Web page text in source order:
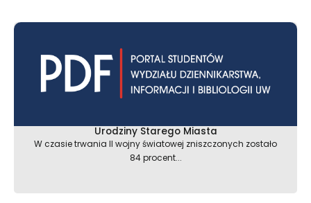
Urodziny Starego Miasta
W czasie trwania II wojny światowej zniszczonych zostało
84 procent...